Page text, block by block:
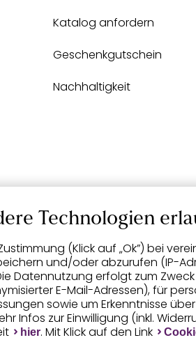
Katalog anfordern
Geschenkgutschein
Nachhaltigkeit
Technologien
(Klick auf „Ok”) bei
und/oder abzurufen (IP-
Datennutzung erfolgt zum
E-Mail-Adressen), für
sowie um Erkenntnisse
Infos zur Einwilligung (inkl.
hier. Mit Klick auf den Link